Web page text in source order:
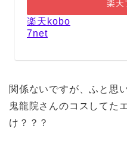
楽天
楽天kobo
7net
関係ないですが、ふと思
鬼龍院さんのコスしてた
け？？？